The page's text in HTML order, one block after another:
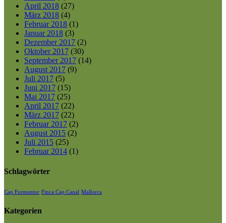
April 2018 (27)
März 2018 (4)
Februar 2018 (1)
Januar 2018 (3)
Dezember 2017 (2)
Oktober 2017 (30)
September 2017 (14)
August 2017 (9)
Juli 2017 (5)
Juni 2017 (15)
Mai 2017 (25)
April 2017 (22)
März 2017 (22)
Februar 2017 (2)
August 2015 (2)
Juli 2015 (25)
Februar 2014 (1)
Schlagwörter
Cap Formentor Finca Cap Canal Mallorca
Kategorien